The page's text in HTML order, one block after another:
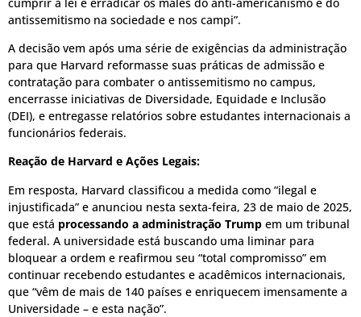
antissemitismo na sociedade e nos campi”.
A decisão vem após uma série de exigências da administração
para que Harvard reformasse suas práticas de admissão e
contratação para combater o antissemitismo no campus,
encerrasse iniciativas de Diversidade, Equidade e Inclusão
(DEI), e entregasse relatórios sobre estudantes internacionais a
funcionários federais.
Reação de Harvard e Ações Legais:
Em resposta, Harvard classificou a medida como “ilegal e
injustificada” e anunciou nesta sexta-feira, 23 de maio de 2025,
que está processando a administração Trump em um tribunal
federal. A universidade está buscando uma liminar para
bloquear a ordem e reafirmou seu “total compromisso” em
continuar recebendo estudantes e acadêmicos internacionais,
que “vêm de mais de 140 países e enriquecem imensamente a
Universidade – e esta nação”.